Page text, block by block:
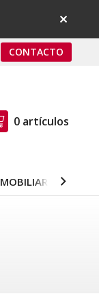
CONTACTO
0 artículos
MOBILIARIO Y